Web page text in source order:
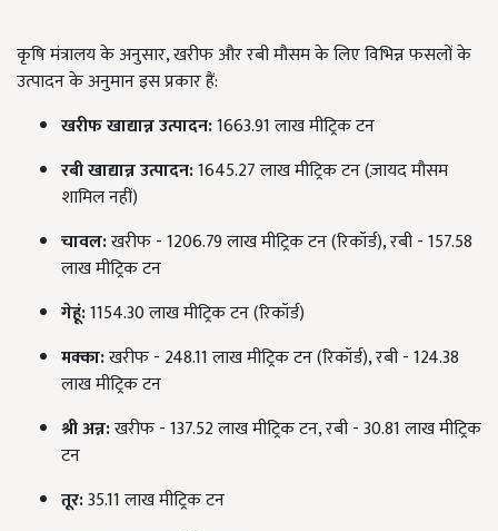
कृषि मंत्रालय के अनुसार, खरीफ और रबी मौसम के लिए विभिन्न फसलों के
उत्पादन के अनुमान इस प्रकार हैं:
खरीफ खाद्यान्न उत्पादन:1663.91 लाख मीट्रिक टन
रबी खाद्यान्न उत्पादन:1645.27 लाख मीट्रिक टन (ज़ायद मौसम
शामिल नहीं)
चावल:खरीफ - 1206.79 लाख मीट्रिक टन (रिकॉर्ड), रबी - 157.58
लाख मीट्रिक टन
गेहूं:1154.30 लाख मीट्रिक टन (रिकॉर्ड)
मक्का:खरीफ - 248.11 लाख मीट्रिक टन (रिकॉर्ड), रबी - 124.38
लाख मीट्रिक टन
श्री अन्न:खरीफ - 137.52 लाख मीट्रिक टन, रबी - 30.81 लाख मीट्रिक
टन
तूर:35.11 लाख मीट्रिक टन